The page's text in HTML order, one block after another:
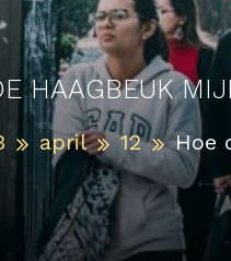
HAAGBEUK
april 12 Hoe